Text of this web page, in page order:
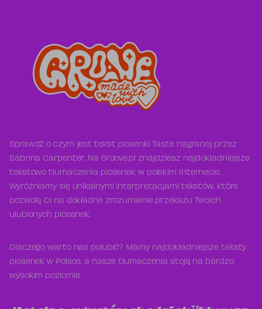
Sprawdź o czym jest tekst piosenki Taste nagranej przez
Sabrina Carpenter. Na Groove.pl znajdziesz najdokładniejsze
tekstowo tłumaczenia piosenek w polskim Internecie.
Wyróżniamy się unikalnymi interpretacjami tekstów, które
pozwolą Ci na dokładne zrozumienie przekazu Twoich
ulubionych piosenek.
Dlaczego warto nas polubić? Mamy najdokładniejsze teksty
piosenek w Polsce, a nasze tłumaczenia stoją na bardzo
wysokim poziomie.